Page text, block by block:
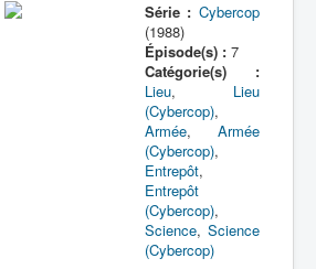
Série : Cybercop
(1988)
Épisode(s) :7
Catégorie(s) :
Lieu, Lieu
(Cybercop),
Armée, Armée
(Cybercop),
Entrepôt,
Entrepôt
(Cybercop),
Science, Science
(Cybercop)